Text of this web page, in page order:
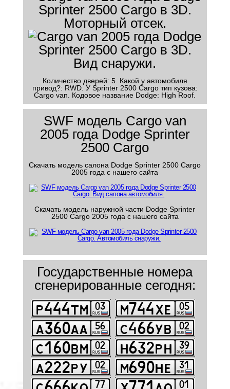
Количество дверей: 5. Какой у автомобиля
привод?: RWD. У Sprinter 2500 Cargo тип кузова:
Cargo van. Кодовое название Dodge: High Roof.
SWF модель Cargo van
2005 года Dodge Sprinter
2500 Cargo
Скачать модель салона Dodge Sprinter 2500 Cargo
2005 года с нашего сайта
Скачать модель наружной части Dodge Sprinter
2500 Cargo 2005 года с нашего сайта
Государственные номера
сгенерированные сегодня: